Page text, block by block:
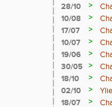
28/10
>
10/08
>
17/07
>
10/07
>
19/06
>
30/05
>
18/10
>
02/10
>
18/07
>